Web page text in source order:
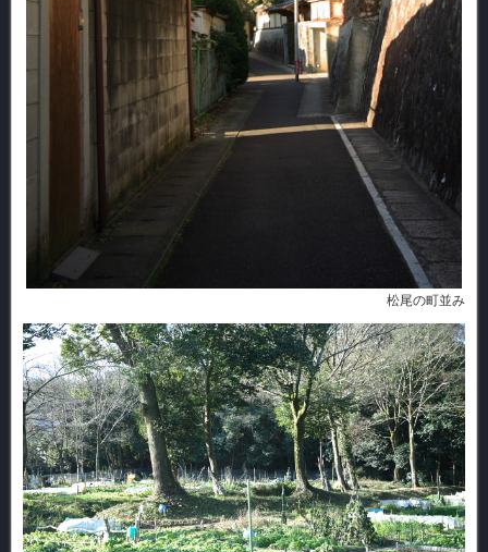
松尾の町並み